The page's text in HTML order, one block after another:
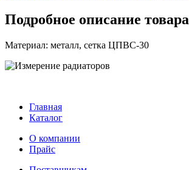
Подробное описание товара
Материал: металл, сетка ЦПВС-30
Главная
Каталог
О компании
Прайс